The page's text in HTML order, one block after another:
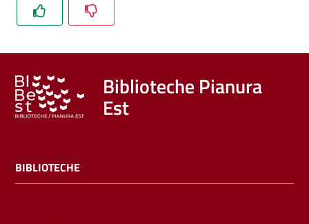
libri
film
Calendario
Biblioteche Pianura
Est
BIBLIOTECHE